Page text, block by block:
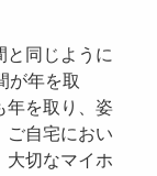
と同じように
が年を取
年を取り、姿
ご自宅におい
大切なマイホ